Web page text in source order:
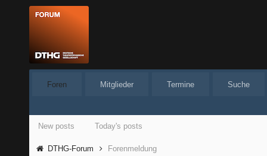
Foren Mitglieder Termine Suche
New posts Today's posts
DTHG-Forum Forenmeldung